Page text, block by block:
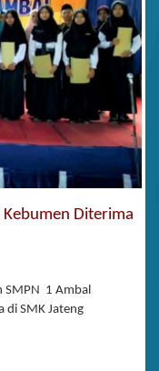
Kebumen Diterima
SMPN 1 Ambal
di SMK Jateng